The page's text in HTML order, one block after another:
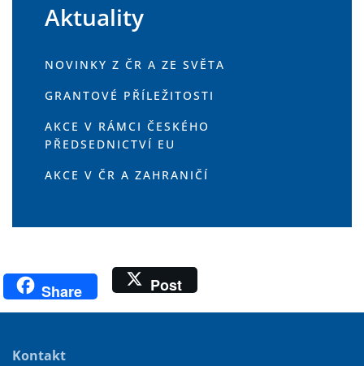
Aktuality
NOVINKY Z ČR A ZE SVĚTA
GRANTOVÉ PŘÍLEŽITOSTI
AKCE V RÁMCI ČESKÉHO
PŘEDSEDNICTVÍ EU
AKCE V ČR A ZAHRANIČÍ
Share Post
Kontakt